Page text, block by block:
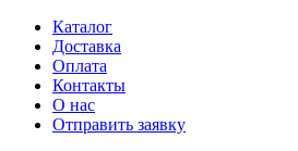
Каталог
Доставка
Оплата
Контакты
О нас
Отправить заявку